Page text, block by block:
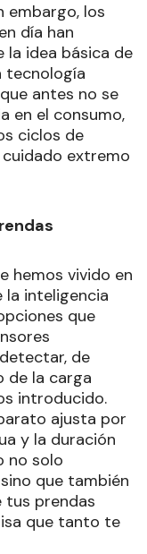
embargo, los
día han
la idea básica de
tecnología
antes no se
en el consumo,
ciclos de
extremo
hemos vivido en
la inteligencia
que
de
de la carga
introducido.
ajusta por
y la duración
no solo
que también
tus prendas
que tanto te